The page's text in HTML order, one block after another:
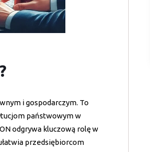
i gospodarczym. To
państwowym w
odgrywa kluczową rolę w
przedsiębiorcom